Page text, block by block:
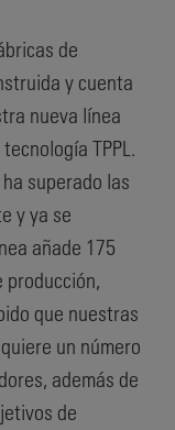
de
y cuenta
nueva línea
TPPL.
superado las
y ya se
añade 175
producción,
que nuestras
un número
además de
de